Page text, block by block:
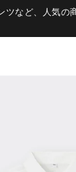
ツなど、人気の